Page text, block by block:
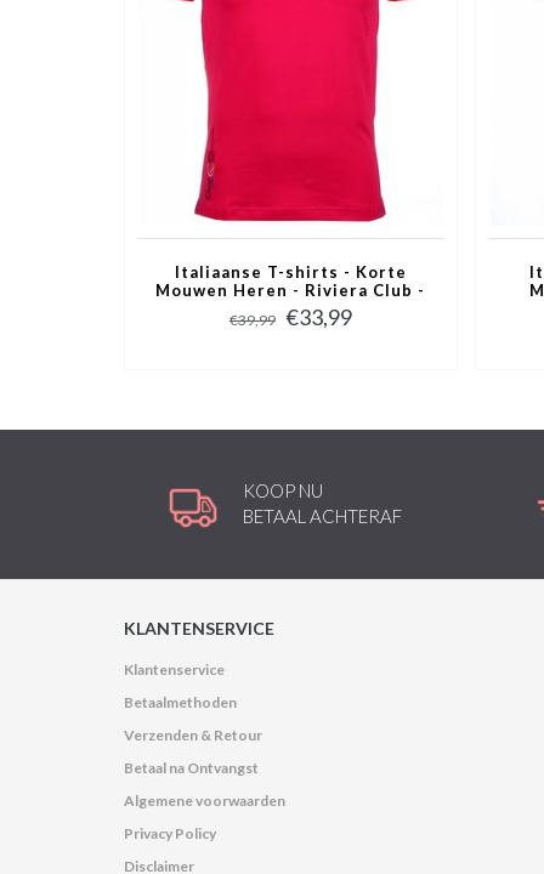
Italiaanse T-shirts - Korte
Mouwen Heren - Riviera Club -
Roze
€39,99 €33,99
KOOP NU
BETAAL ACHTERAF
KLANTENSERVICE
Klantenservice
Betaalmethoden
Verzenden & Retour
Betaal na Ontvangst
Algemene voorwaarden
Privacy Policy
Disclaimer